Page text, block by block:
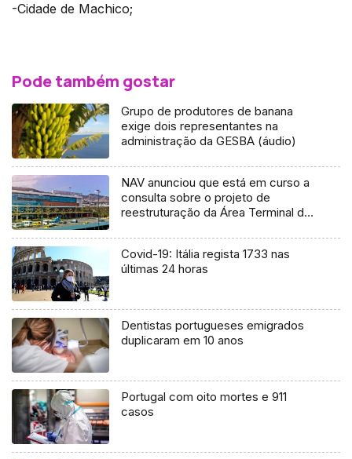
-Cidade de Machico;
Pode também gostar
Grupo de produtores de banana
exige dois representantes na
administração da GESBA (áudio)
NAV anunciou que está em curso a
consulta sobre o projeto de
reestruturação da Área Terminal da
Covid-19: Itália regista 1733 nas
últimas 24 horas
Dentistas portugueses emigrados
duplicaram em 10 anos
Portugal com oito mortes e 911
casos